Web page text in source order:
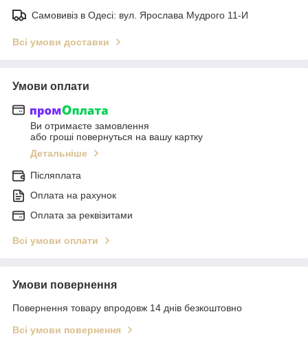
Самовивіз в Одесі: вул. Ярослава Мудрого 11-И
Всі умови доставки
Умови оплати
Ви отримаєте замовлення
або гроші повернуться на вашу картку
Детальніше
Післяплата
Оплата на рахунок
Оплата за реквізитами
Всі умови оплати
Умови повернення
Повернення товару впродовж 14 днів безкоштовно
Всі умови повернення